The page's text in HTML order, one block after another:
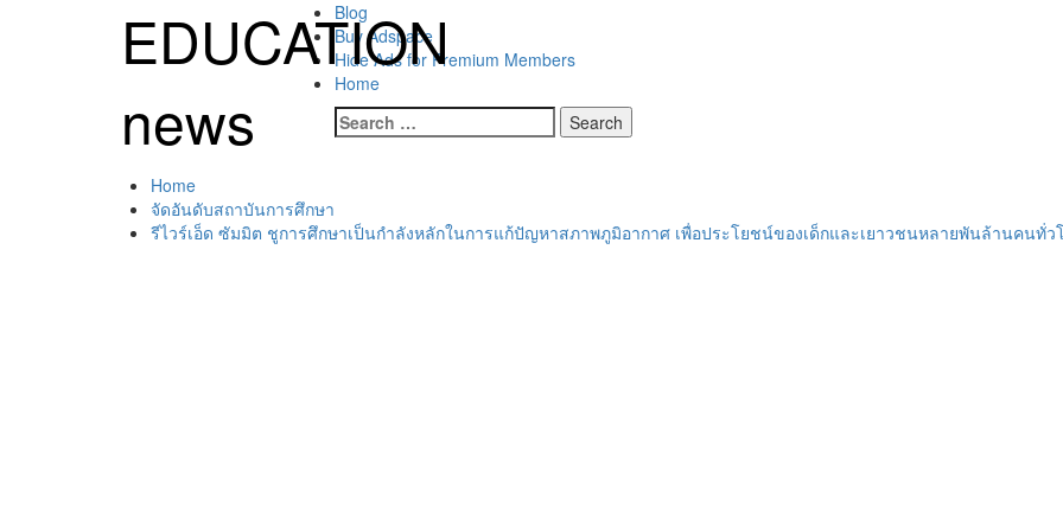
EDUCATION
news
Primary
Menu
Blog
Buy Adspace
Hide Ads for Premium Members
Home
Search
for:
Home
จัดอันดับสถาบันการศึกษา
รีไวร์เอ็ด ซัมมิต ชูการศึกษาเป็นกำลังหลักในการแก้ปัญหาสภาพภูมิอากาศ เพื่อประโยชน์ของเด็กและเยาวชนหลายพันล้านคนทั่ว